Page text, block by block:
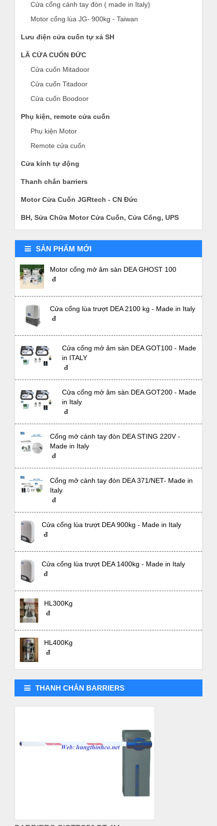
Cửa cổng cánh tay đòn ( made in Italy)
Motor cổng lùa JG- 900kg - Taiwan
Lưu điện cửa cuốn tự xả SH
LẮ CỬA CUỐN ĐỨC
Cửa cuốn Mitadoor
Cửa cuốn Titadoor
Cửa cuốn Boodoor
Phụ kiện, remote cửa cuốn
Phụ kiện Motor
Remote cửa cuốn
Cửa kính tự động
Thanh chắn barriers
Motor Cửa Cuốn JGRtech - CN Đức
BH, Sửa Chữa Motor Cửa Cuốn, Cửa Cổng, UPS
SẢN PHẨM MỚI
Motor cổng mở âm sàn DEA GHOST 100
đ
Cửa cổng lùa trượt DEA 2100 kg - Made in Italy
đ
Cửa cổng mở âm sàn DEA GOT100 - Made
in ITALY
đ
Cửa cổng mở âm sàn DEA GOT200 - Made
in Italy
đ
Cổng mở cánh tay đòn DEA STING 220V -
Made in Italy
đ
Cổng mở cánh tay đòn DEA 371/NET- Made in
Italy
đ
Cửa cổng lùa trượt DEA 900kg - Made in Italy
đ
Cửa cổng lùa trượt DEA 1400kg - Made in Italy
đ
HL300Kg
đ
HL400Kg
đ
THANH CHẮN BARRIERS